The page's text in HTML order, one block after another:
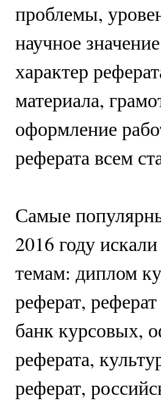
проблемы,
научное
характер
материала,
оформление
реферата всем
Самые
2016 году
темам: диплом
реферат,
банк курсовых,
реферата,
реферат,